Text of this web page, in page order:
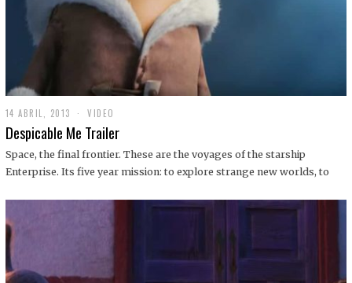
14 ABRIL, 2013
9
D
C
I
1
VIDEO
Despicable Me Trailer
Space, the final frontier. These are the voyages of the starship
Enterprise. Its five year mission: to explore strange new worlds, to